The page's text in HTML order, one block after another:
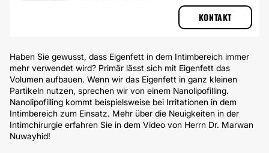
KONTAKT
Haben Sie gewusst, dass Eigenfett in dem Intimbereich immer
mehr verwendet wird? Primär lässt sich mit Eigenfett das
Volumen aufbauen. Wenn wir das Eigenfett in ganz kleinen
Partikeln nutzen, sprechen wir von einem Nanolipofilling.
Nanolipofilling kommt beispielsweise bei Irritationen in dem
Intimbereich zum Einsatz. Mehr über die Neuigkeiten in der
Intimchirurgie erfahren Sie in dem Video von Herrn Dr. Marwan
Nuwayhid!